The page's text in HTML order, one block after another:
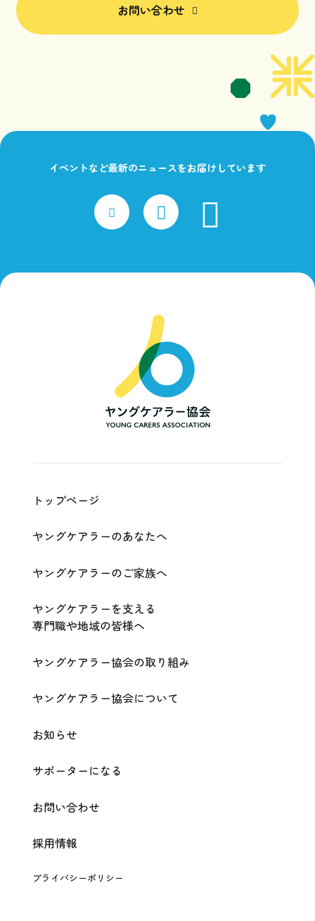
お問い合わせ
イベントなど最新のニュースをお届けしています
x Instagram
ア
ラ
ー
Young
トップページ
ヤングケアラーのあなたへ
ヤングケアラーのご家族へ
ヤングケアラーを支える
専門職や地域の皆様へ
ヤングケアラー協会の取り組み
ヤングケアラー協会について
お知らせ
サポーターになる
お問い合わせ
採用情報
プライバシーポリシー